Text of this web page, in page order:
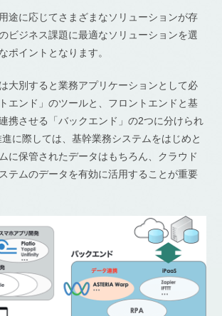
途に応じてさまざまなソリューションが存
ビジネス課題に最適なソリューションを選
ポイントとなります。
大別すると業務アプリケーションとして必
エンド」のツールと、フロントエンドと基
携させる「バックエンド」の2つに分けられ
に際しては、基幹業務システムをはじめと
に保管されたデータはもちろん、クラウド
テムのデータを有効に活用することが重要